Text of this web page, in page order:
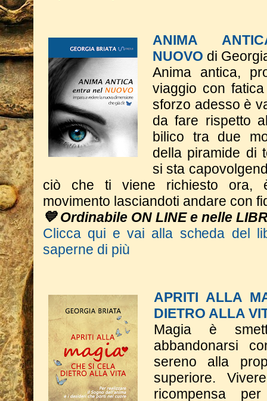
ANIMA
NUOVO di
Anima antica,
viaggio con
sforzo adesso è
da fare rispetto
bilico tra due
della piramide di
si sta
ciò che ti viene richiesto ora,
movimento lasciandoti andare con
💙 Ordinabile ON LINE e nelle
Clicca qui e vai alla scheda del
saperne di più
APRITI ALLA
DIETRO ALLA
Magia è
abbandonarsi
sereno alla
superiore.
ricompensa